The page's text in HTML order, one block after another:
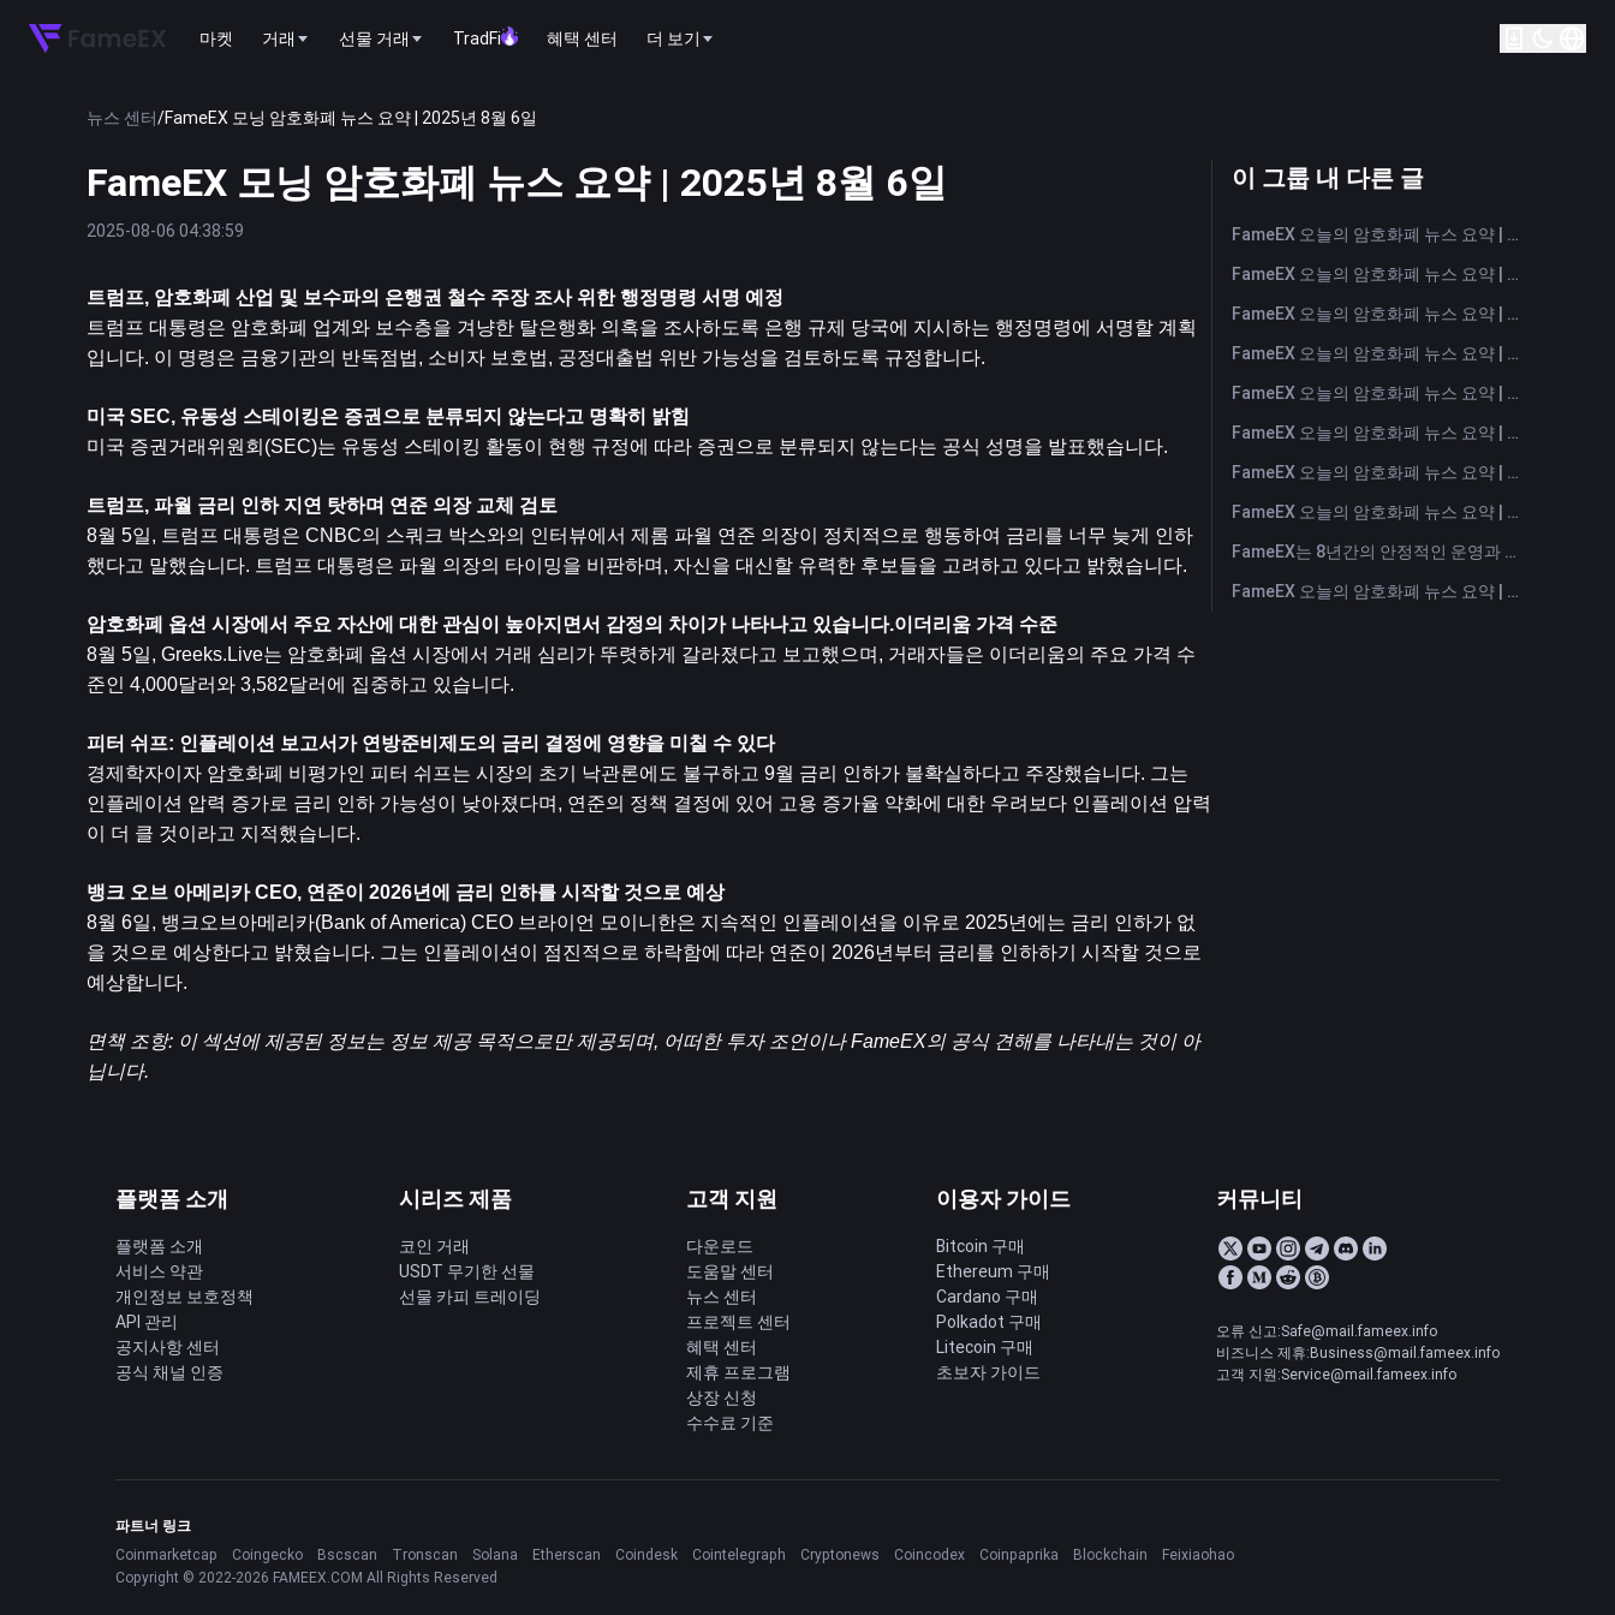
마켓 거래 선물 거래 TradFi 혜택 센터 더 보기
뉴스 센터/FameEX 모닝 암호화폐 뉴스 요약 | 2025년 8월 6일
FameEX 모닝 암호화폐 뉴스 요약 | 2025년 8월 6일
2025-08-06 04:38:59
트럼프, 암호화폐 산업 및 보수파의 은행권 철수 주장 조사 위한 행정명령 서명 예정
트럼프 대통령은 암호화폐 업계와 보수층을 겨냥한 탈은행화 의혹을 조사하도록 은행 규제 당국에 지시하는 행정명령에 서명할 계획
입니다. 이 명령은 금융기관의 반독점법, 소비자 보호법, 공정대출법 위반 가능성을 검토하도록 규정합니다.
미국 SEC, 유동성 스테이킹은 증권으로 분류되지 않는다고 명확히 밝힘
미국 증권거래위원회(SEC)는 유동성 스테이킹 활동이 현행 규정에 따라 증권으로 분류되지 않는다는 공식 성명을 발표했습니다.
트럼프, 파월 금리 인하 지연 탓하며 연준 의장 교체 검토
8월 5일, 트럼프 대통령은 CNBC의 스쿼크 박스와의 인터뷰에서 제롬 파월 연준 의장이 정치적으로 행동하여 금리를 너무 늦게 인하
했다고 말했습니다. 트럼프 대통령은 파월 의장의 타이밍을 비판하며, 자신을 대신할 유력한 후보들을 고려하고 있다고 밝혔습니다.
암호화폐 옵션 시장에서 주요 자산에 대한 관심이 높아지면서 감정의 차이가 나타나고 있습니다.이더리움 가격 수준
8월 5일, Greeks.Live는 암호화폐 옵션 시장에서 거래 심리가 뚜렷하게 갈라졌다고 보고했으며, 거래자들은 이더리움의 주요 가격 수
준인 4,000달러와 3,582달러에 집중하고 있습니다.
피터 쉬프: 인플레이션 보고서가 연방준비제도의 금리 결정에 영향을 미칠 수 있다
경제학자이자 암호화폐 비평가인 피터 쉬프는 시장의 초기 낙관론에도 불구하고 9월 금리 인하가 불확실하다고 주장했습니다. 그는
인플레이션 압력 증가로 금리 인하 가능성이 낮아졌다며, 연준의 정책 결정에 있어 고용 증가율 약화에 대한 우려보다 인플레이션 압력
이 더 클 것이라고 지적했습니다.
뱅크 오브 아메리카 CEO, 연준이 2026년에 금리 인하를 시작할 것으로 예상
8월 6일, 뱅크오브아메리카(Bank of America) CEO 브라이언 모이니한은 지속적인 인플레이션을 이유로 2025년에는 금리 인하가 없
을 것으로 예상한다고 밝혔습니다. 그는 인플레이션이 점진적으로 하락함에 따라 연준이 2026년부터 금리를 인하하기 시작할 것으로
예상합니다.
면책 조항: 이 섹션에 제공된 정보는 정보 제공 목적으로만 제공되며, 어떠한 투자 조언이나 FameEX의 공식 견해를 나타내는 것이 아
닙니다.
이 그룹 내 다른 글
FameEX 오늘의 암호화폐 뉴스 요약 | 2026년 8월 7일
FameEX 오늘의 암호화폐 뉴스 요약 | 2026년 8월 6일
FameEX 오늘의 암호화폐 뉴스 요약 | 2026년 8월 5일
FameEX 오늘의 암호화폐 뉴스 요약 | 2026년 8월 4일
FameEX 오늘의 암호화폐 뉴스 요약 | 2026년 8월 3일
FameEX 오늘의 암호화폐 뉴스 요약 | 2026년 7월 31일
FameEX 오늘의 암호화폐 뉴스 요약 | 2026년 7월 30일
FameEX 오늘의 암호화폐 뉴스 요약 | 2026년 7월 29일
FameEX는 8년간의 안정적인 운영과 글로벌 성장을 통해 사용자 신뢰를 더욱 강화했습니다
FameEX 오늘의 암호화폐 뉴스 요약 | 2026년 7월 28일
플랫폼 소개
플랫폼 소개
서비스 약관
개인정보 보호정책
API 관리
공지사항 센터
공식 채널 인증
시리즈 제품
코인 거래
USDT 무기한 선물
선물 카피 트레이딩
고객 지원
다운로드
도움말 센터
뉴스 센터
프로젝트 센터
혜택 센터
제휴 프로그램
상장 신청
수수료 기준
이용자 가이드
Bitcoin 구매
Ethereum 구매
Cardano 구매
Polkadot 구매
Litecoin 구매
초보자 가이드
커뮤니티
오류 신고:Safe@mail.fameex.info
비즈니스 제휴:Business@mail.fameex.info
고객 지원:Service@mail.fameex.info
파트너 링크
Coinmarketcap
Coingecko Bscscan Tronscan Solana Etherscan Coindesk Cointelegraph Cryptonews Coincodex Coinpaprika Blockchain
Feixiaohao
Copyright © 2022-2026 FAMEEX.COM All Rights Reserved